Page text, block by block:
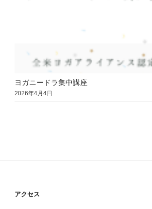
ヨガニードラ集中講座
2026年4月4日
アクセス